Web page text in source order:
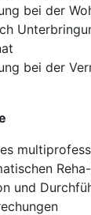
bei der
bei der
und